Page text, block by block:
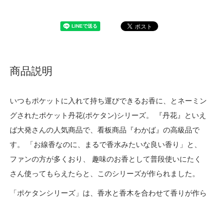
商品説明
いつもポケットに入れて持ち運びできるお香に、とネーミン
グされたポケット丹花(ポケタン)シリーズ。 『丹花』といえ
ば大発さんの人気商品で、看板商品『わかば』の高級品で
す。 「お線香なのに、まるで香水みたいな良い香り」と、
ファンの方が多くおり、 趣味のお香として普段使いにたく
さん使ってもらえたらと、このシリーズが作られました。
「ポケタンシリーズ」は、香水と香木を合わせて香りが作ら